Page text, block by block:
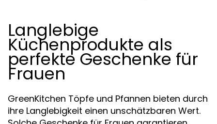
Langlebige
Küchenprodukte als
perfekte Geschenke für
Frauen
GreenKitchen Töpfe und Pfannen bieten durch
ihre Langlebigkeit einen unschätzbaren Wert.